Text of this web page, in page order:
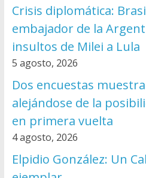
Crisis diplomática:
embajador de la
insultos de Milei a Lula
5 agosto, 2026
Dos encuestas
alejándose de la
en primera vuelta
4 agosto, 2026
Elpidio González: Un